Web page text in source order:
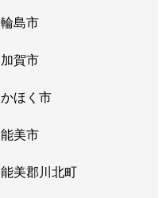
輪島市
加賀市
かほく市
能美市
能美郡川北町